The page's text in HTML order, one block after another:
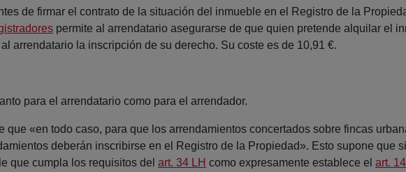
de firmar el contrato de la situación del inmueble en el Registro de la
permite al arrendatario asegurarse de que quien pretende alquilar el
arrendatario la inscripción de su derecho. Su coste es de 10,91 €.
para el arrendatario como para el arrendador.
que «en todo caso, para que los arrendamientos concertados sobre fincas
deberán inscribirse en el Registro de la Propiedad». Esto supone que
que cumpla los requisitos del art. 34 LH como expresamente establece el art.